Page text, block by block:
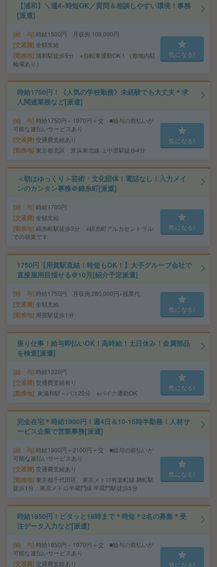
【浦和】＼週4×時短OK／質問＆相談しやすい環境！事務
[派遣]
給 与 時給1500円 月収例 168,000円
交通費 全額支給
勤務地 浦和駅徒歩5分 ※自転車通勤OK！（敷地内駐
輪場あり）
気になる!
時給1750円！《人気の学校勤務》未経験でも大丈夫＊求
人関連業務など[派遣]
給 与 時給1750円～1970円＋交 ■給与の前払いが
可能な速払いサービスあり
交通費 交通費支給あり
勤務地 東京都北区 京浜東北線 上中里駅徒歩4分
気になる!
＜朝はゆっくり＞芸術・文化団体！電話なし！入力メイ
ンのカンタン事務＠錦糸町[派遣]
給 与 時給1700円
交通費 全額支給
勤務地 錦糸町駅徒歩3分 ※錦糸町アルカセントラル
での就業です
気になる!
1750円【用賀駅直結！時短もOK！】大手グループ会社で
直接雇用目指せる＠10月[紹介予定派遣]
給 与 時給1750円 月収例 280,000円+残業代
交通費 全額支給
勤務地 用賀駅徒歩1分
気になる!
座り仕事！給与即払いOK！高時給！土日休み！金属部品
を検査[派遣]
給 与 時給1220円
交通費 交通費支給有り
勤務地 東浦和駅～バス20分 ※バイク通勤OK
気になる!
完全在宅＊時給1900円！週4日＆10-15時半勤務！人材サ
ービス企業で営業事務[派遣]
給 与 時給1900円～2100円＋交 ■給与の前払いが
可能な速払いサービスあり
交通費 交通費支給あり
勤務地 東京都千代田区 東京メトロ有楽町線 麹町駅
徒歩1分、東京メトロ半蔵門線 半蔵門駅徒歩5分
気になる!
時給1850円！ピタッと16時まで＊時短＊2名の募集＊受
注データ入力など[派遣]
給 与 時給1850円～1970円＋交 ■給与の前払いが
可能な速払いサービスあり
交通費 交通費支給あり 気になる!